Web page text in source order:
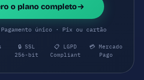
o plano completo
único · Pix ou cartão
🔒 SSL
256-bit
📋 LGPD
Compliant
💳 Mercado
Pago